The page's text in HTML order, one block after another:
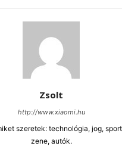
Zsolt
http://www.xiaomi.hu
szeretek: technológia, jog,
zene, autók.